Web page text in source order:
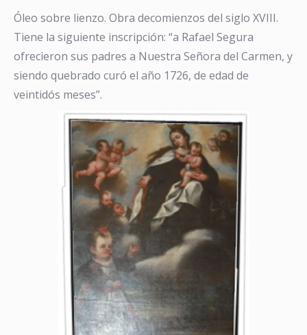
Óleo sobre lienzo. Obra decomienzos del siglo XVIII.
Tiene la siguiente inscripción: “a Rafael Segura
ofrecieron sus padres a Nuestra Señora del Carmen, y
siendo quebrado curó el año 1726, de edad de
veintidós meses”.